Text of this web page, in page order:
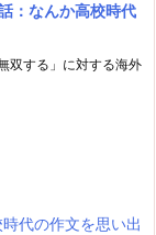
：なんか高校時代
双する」に対する海外
代の作文を思い出